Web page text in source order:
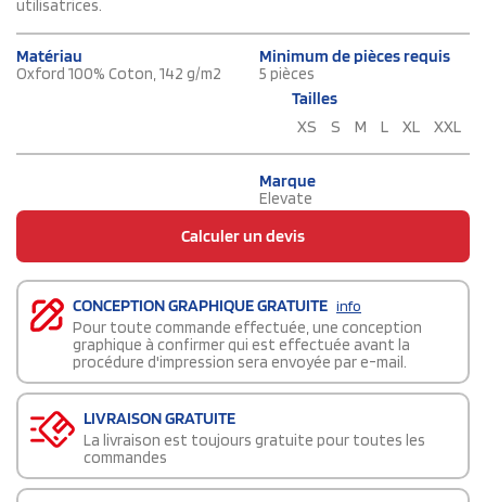
utilisatrices.
Matériau
Oxford 100% Coton, 142 g/m2
Minimum de pièces requis
5 pièces
Tailles
XS
S M L XL XXL
Marque
Elevate
Calculer un devis
CONCEPTION GRAPHIQUE GRATUITE info
Pour toute commande effectuée, une conception
graphique à confirmer qui est effectuée avant la
procédure d'impression sera envoyée par e-mail.
LIVRAISON GRATUITE
La livraison est toujours gratuite pour toutes les
commandes